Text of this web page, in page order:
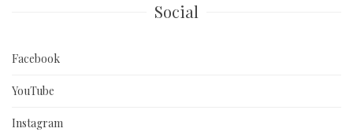
Social
Facebook
YouTube
Instagram